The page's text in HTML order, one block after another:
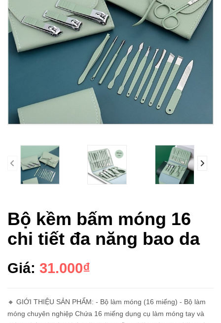
prev
Bộ kềm bấm móng 16
chi tiết đa năng bao da
Giá: 31.000₫
🔸 GIỚI THIỆU SẢN PHẨM: - Bộ làm móng (16 miếng) - Bộ làm
móng chuyên nghiệp Chứa 16 miếng dụng cụ làm móng tay và